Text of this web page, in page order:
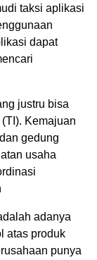
taksi aplikasi
dapat
justru bisa
Kemajuan
gedung
usaha
adanya
atas produk
punya